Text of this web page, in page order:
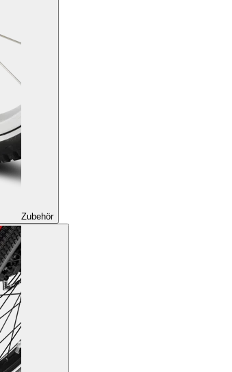
Zubehör